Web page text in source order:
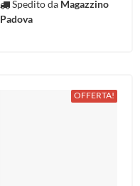
Spedito da Magazzino
Padova
OFFERTA!